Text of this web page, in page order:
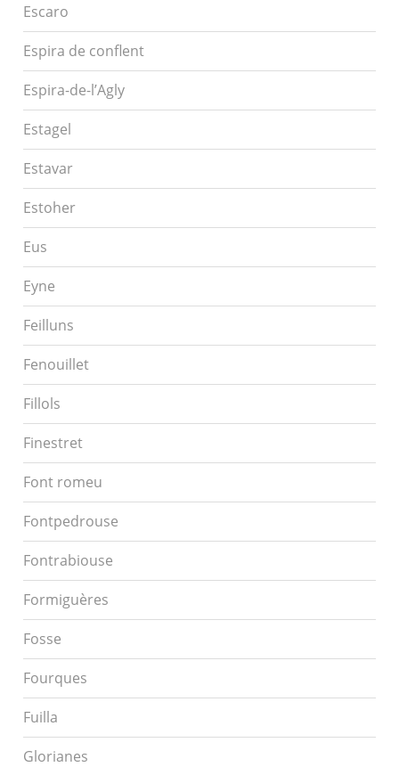
Escaro
Espira de conflent
Espira-de-l’Agly
Estagel
Estavar
Estoher
Eus
Eyne
Feilluns
Fenouillet
Fillols
Finestret
Font romeu
Fontpedrouse
Fontrabiouse
Formiguères
Fosse
Fourques
Fuilla
Glorianes